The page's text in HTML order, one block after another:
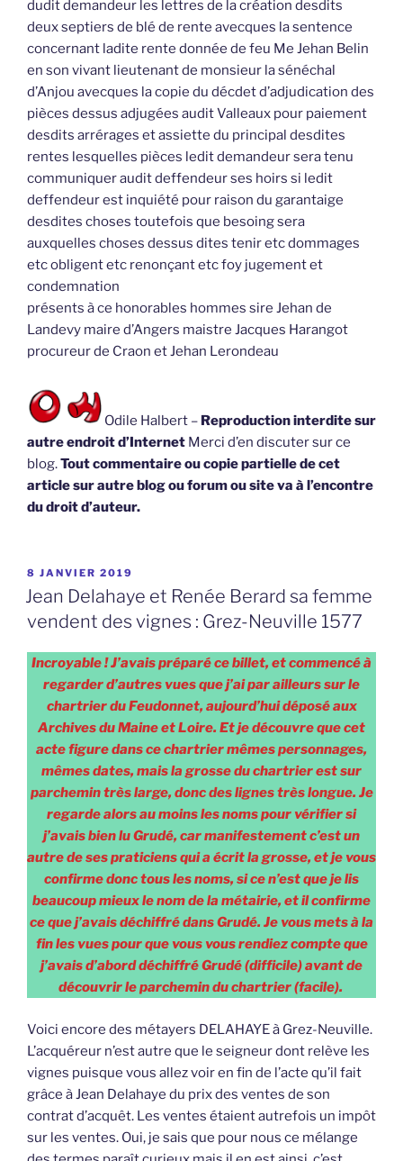
dudit demandeur les lettres de la création desdits
deux septiers de blé de rente avecques la sentence
concernant ladite rente donnée de feu Me Jehan Belin
en son vivant lieutenant de monsieur la sénéchal
d’Anjou avecques la copie du décdet d’adjudication des
pièces dessus adjugées audit Valleaux pour paiement
desdits arrérages et assiette du principal desdites
rentes lesquelles pièces ledit demandeur sera tenu
communiquer audit deffendeur ses hoirs si ledit
deffendeur est inquiété pour raison du garantaige
desdites choses toutefois que besoing sera
auxquelles choses dessus dites tenir etc dommages
etc obligent etc renonçant etc foy jugement et
condemnation
présents à ce honorables hommes sire Jehan de
Landevy maire d’Angers maistre Jacques Harangot
procureur de Craon et Jehan Lerondeau
Odile Halbert – Reproduction interdite sur
autre endroit d’Internet Merci d’en discuter sur ce
blog.Tout commentaire ou copie partielle de cet
article sur autre blog ou forum ou site va à l’encontre
du droit d’auteur.
PUBLIÉ
LE
8 JANVIER 2019
Jean Delahaye et Renée Berard sa femme
vendent des vignes : Grez-Neuville 1577
Incroyable ! J’avais préparé ce billet, et commencé à
regarder d’autres vues que j’ai par ailleurs sur le
chartrier du Feudonnet, aujourd’hui déposé aux
Archives du Maine et Loire. Et je découvre que cet
acte figure dans ce chartrier mêmes personnages,
mêmes dates, mais la grosse du chartrier est sur
parchemin très large, donc des lignes très longue. Je
regarde alors au moins les noms pour vérifier si
j’avais bien lu Grudé, car manifestement c’est un
autre de ses praticiens qui a écrit la grosse, et je vous
confirme donc tous les noms, si ce n’est que je lis
beaucoup mieux le nom de la métairie, et il confirme
ce que j’avais déchiffré dans Grudé. Je vous mets à la
fin les vues pour que vous vous rendiez compte que
j’avais d’abord déchiffré Grudé (difficile) avant de
découvrir le parchemin du chartrier (facile).
Voici encore des métayers DELAHAYE à Grez-Neuville.
L’acquéreur n’est autre que le seigneur dont relève les
vignes puisque vous allez voir en fin de l’acte qu’il fait
grâce à Jean Delahaye du prix des ventes de son
contrat d’acquêt. Les ventes étaient autrefois un impôt
sur les ventes. Oui, je sais que pour nous ce mélange